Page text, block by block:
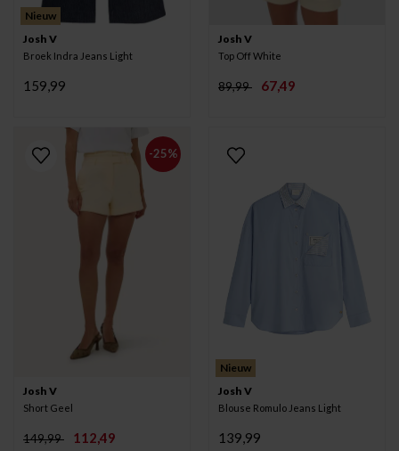
Nieuw
Josh V
Broek Indra Jeans Light
159,99
Josh V
Top Off White
89,99 67,49
-25%
Josh V
Short Geel
149,99 112,49
Nieuw
Josh V
Blouse Romulo Jeans Light
139,99